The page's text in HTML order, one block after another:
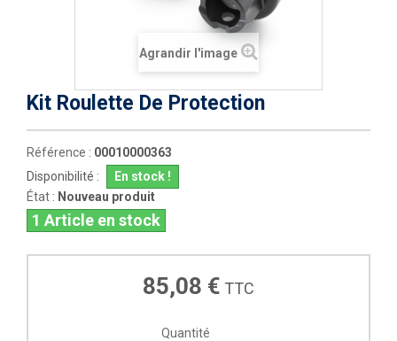
Agrandir l'image
Kit Roulette De Protection
Référence : 00010000363
Disponibilité :
En stock !
État : Nouveau produit
1 Article en stock
85,08 € TTC
Quantité